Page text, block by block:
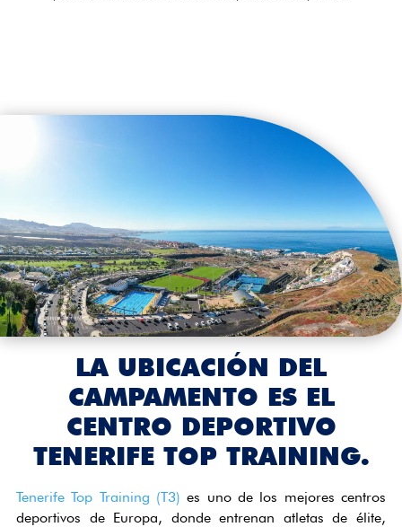
LA UBICACIÓN DEL
CAMPAMENTO ES EL
CENTRO DEPORTIVO
TENERIFE TOP TRAINING.
Tenerife Top Training (T3) es uno de los mejores centros
deportivos de Europa, donde entrenan atletas de élite,